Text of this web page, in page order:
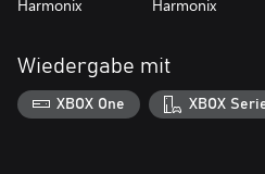
Harmonix Harmonix
Wiedergabe mit
XBOX One XBOX